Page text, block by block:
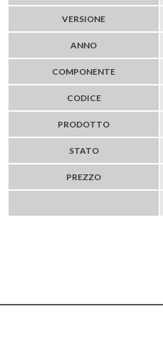
VERSIONE
ANNO
COMPONENTE
CODICE
PRODOTTO
STATO
PREZZO